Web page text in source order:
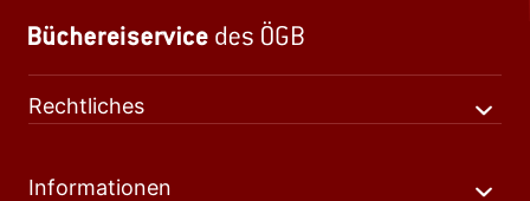
Rechtliches
Informationen